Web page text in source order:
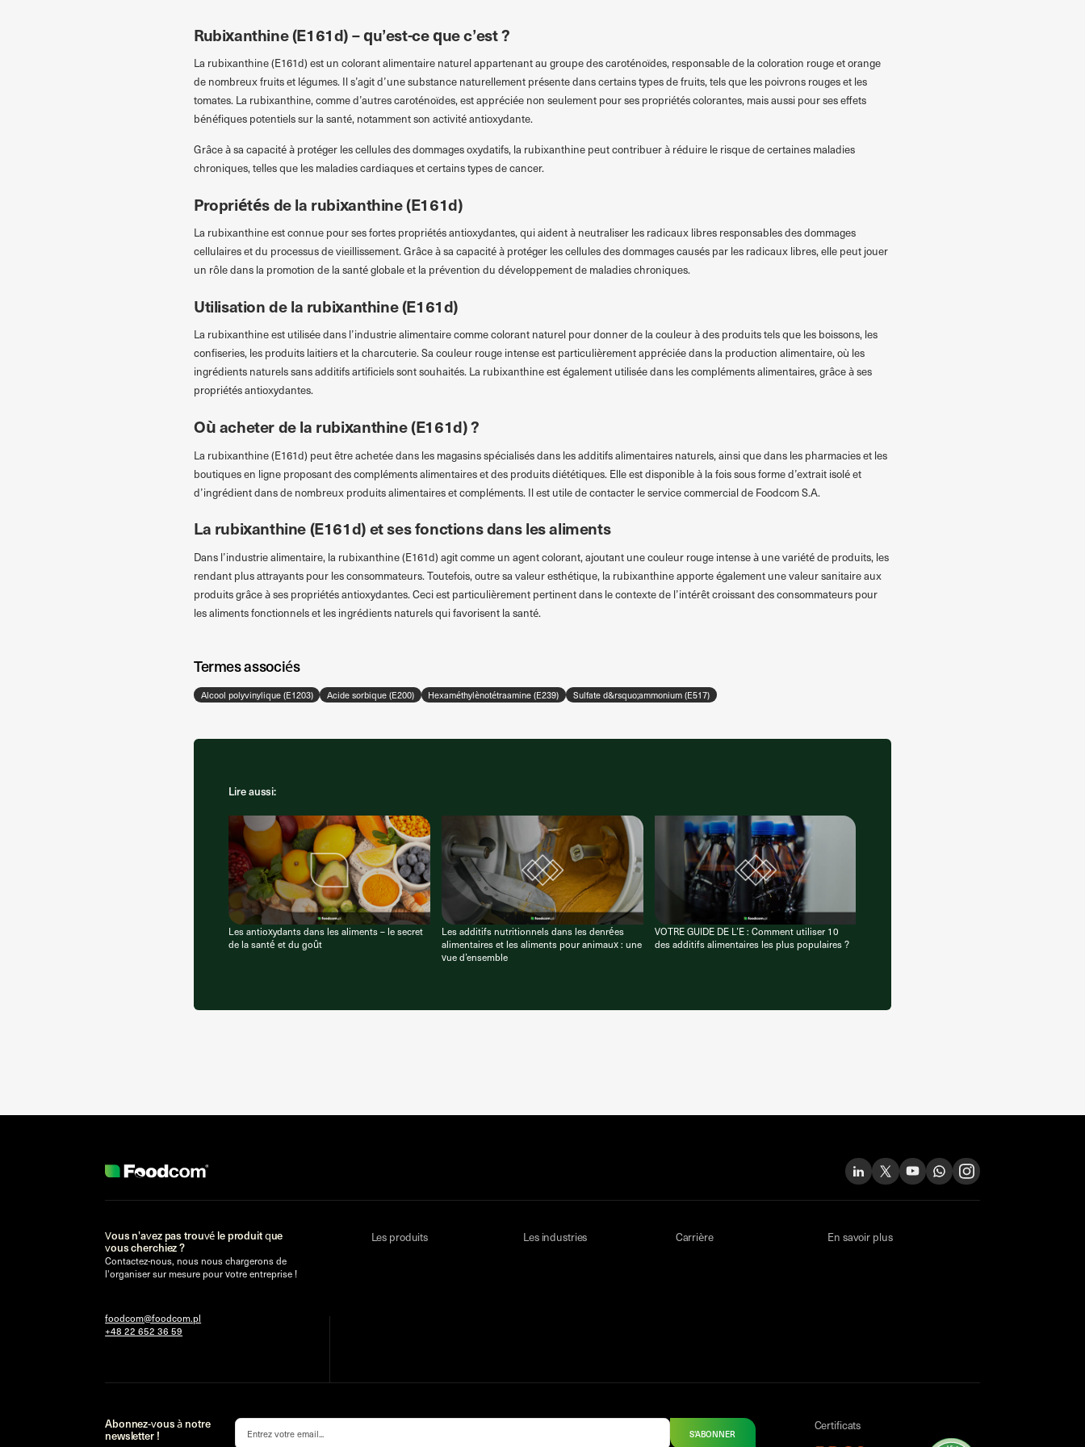
Rubixanthine (E161d) – qu’est-ce que c’est ?
La rubixanthine (E161d) est un colorant alimentaire naturel appartenant au groupe des caroténoïdes, responsable de la coloration rouge et orange
de nombreux fruits et légumes. Il s’agit d’une substance naturellement présente dans certains types de fruits, tels que les poivrons rouges et les
tomates. La rubixanthine, comme d’autres caroténoïdes, est appréciée non seulement pour ses propriétés colorantes, mais aussi pour ses effets
bénéfiques potentiels sur la santé, notamment son activité antioxydante.
Grâce à sa capacité à protéger les cellules des dommages oxydatifs, la rubixanthine peut contribuer à réduire le risque de certaines maladies
chroniques, telles que les maladies cardiaques et certains types de cancer.
Propriétés de la rubixanthine (E161d)
La rubixanthine est connue pour ses fortes propriétés antioxydantes, qui aident à neutraliser les radicaux libres responsables des dommages
cellulaires et du processus de vieillissement. Grâce à sa capacité à protéger les cellules des dommages causés par les radicaux libres, elle peut jouer
un rôle dans la promotion de la santé globale et la prévention du développement de maladies chroniques.
Utilisation de la rubixanthine (E161d)
La rubixanthine est utilisée dans l’industrie alimentaire comme colorant naturel pour donner de la couleur à des produits tels que les boissons, les
confiseries, les produits laitiers et la charcuterie. Sa couleur rouge intense est particulièrement appréciée dans la production alimentaire, où les
ingrédients naturels sans additifs artificiels sont souhaités. La rubixanthine est également utilisée dans les compléments alimentaires, grâce à ses
propriétés antioxydantes.
Où acheter de la rubixanthine (E161d) ?
La rubixanthine (E161d) peut être achetée dans les magasins spécialisés dans les additifs alimentaires naturels, ainsi que dans les pharmacies et les
boutiques en ligne proposant des compléments alimentaires et des produits diététiques. Elle est disponible à la fois sous forme d’extrait isolé et
d’ingrédient dans de nombreux produits alimentaires et compléments. Il est utile de contacter le service commercial de Foodcom S.A.
La rubixanthine (E161d) et ses fonctions dans les aliments
Dans l’industrie alimentaire, la rubixanthine (E161d) agit comme un agent colorant, ajoutant une couleur rouge intense à une variété de produits, les
rendant plus attrayants pour les consommateurs. Toutefois, outre sa valeur esthétique, la rubixanthine apporte également une valeur sanitaire aux
produits grâce à ses propriétés antioxydantes. Ceci est particulièrement pertinent dans le contexte de l’intérêt croissant des consommateurs pour
les aliments fonctionnels et les ingrédients naturels qui favorisent la santé.
Termes associés
Alcool polyvinylique (E1203) Acide sorbique (E200) Hexaméthylènotétraamine (E239) Sulfate d&rsquo;ammonium (E517)
Lire aussi:
Les antioxydants dans les aliments – le secret
de la santé et du goût
Les additifs nutritionnels dans les denrées
alimentaires et les aliments pour animaux : une
vue d’ensemble
VOTRE GUIDE DE L’E : Comment utiliser 10
des additifs alimentaires les plus populaires ?
Vous n'avez pas trouvé le produit que
vous cherchiez ?
Contactez-nous, nous nous chargerons de
l'organiser sur mesure pour votre entreprise !
foodcom@foodcom.pl
+48 22 652 36 59
Les produits Les industries Carrière En savoir plus
Certificats
Abonnez-vous à notre
newsletter !
S'ABONNER